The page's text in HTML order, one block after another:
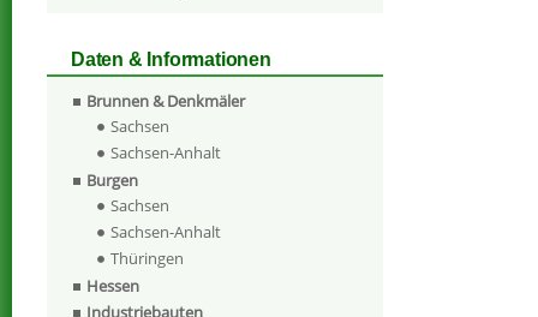
Daten & Informationen
Brunnen & Denkmäler
Sachsen
Sachsen-Anhalt
Burgen
Sachsen
Sachsen-Anhalt
Thüringen
Hessen
Industriebauten